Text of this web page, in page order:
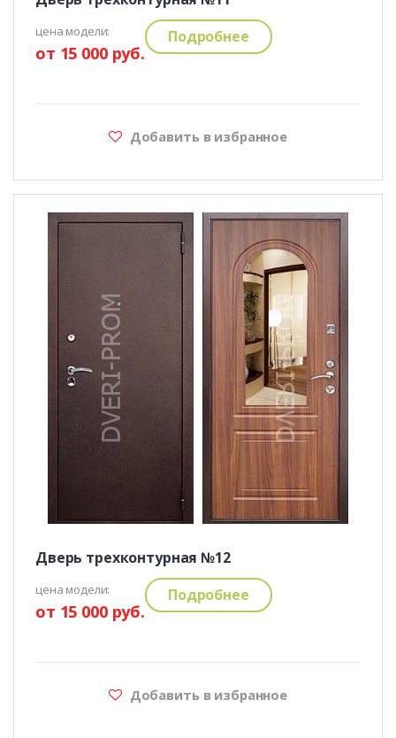
цена модели:
от 15 000 руб.
Подробнее
Добавить в избранное
Дверь трехконтурная №12
цена модели:
от 15 000 руб.
Подробнее
Добавить в избранное